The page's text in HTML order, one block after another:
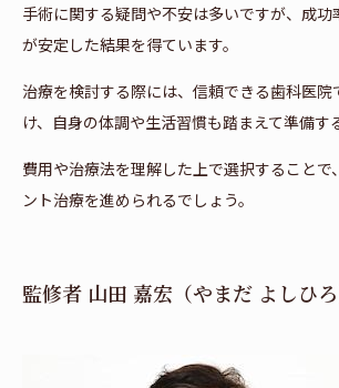
手術に関する疑問や不安は多いですが、成
が安定した結果を得ています。
治療を検討する際には、信頼できる歯科医院
け、自身の体調や生活習慣も踏まえて準備す
費用や治療法を理解した上で選択することで
ント治療を進められるでしょう。
監修者 山田 嘉宏（やまだ よしひろ